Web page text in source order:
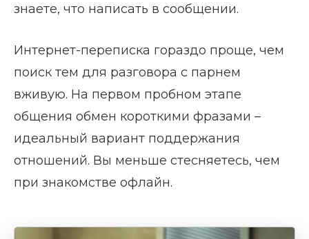
знаете, что написать в сообщении.
Интернет-переписка гораздо проще, чем
поиск тем для разговора с парнем
вживую. На первом пробном этапе
общения обмен короткими фразами –
идеальный вариант поддержания
отношений. Вы меньше стесняетесь, чем
при знакомстве офлайн.